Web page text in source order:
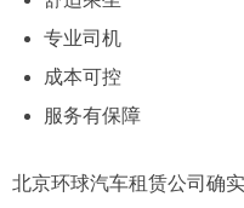
专业司机
成本可控
服务有保障
北京环球汽车租赁公司确